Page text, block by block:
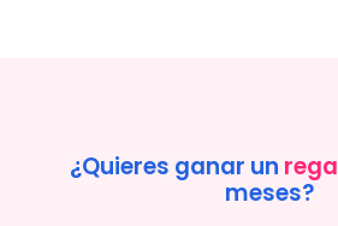
¿Quieres ganar un
meses?